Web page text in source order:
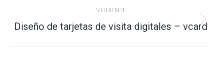
SIGUIENTE
Publicación
Diseño de tarjetas de visita digitales – vcard